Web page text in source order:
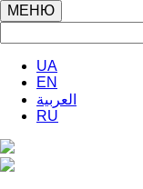
МЕНЮ
UA
EN
العربية
RU